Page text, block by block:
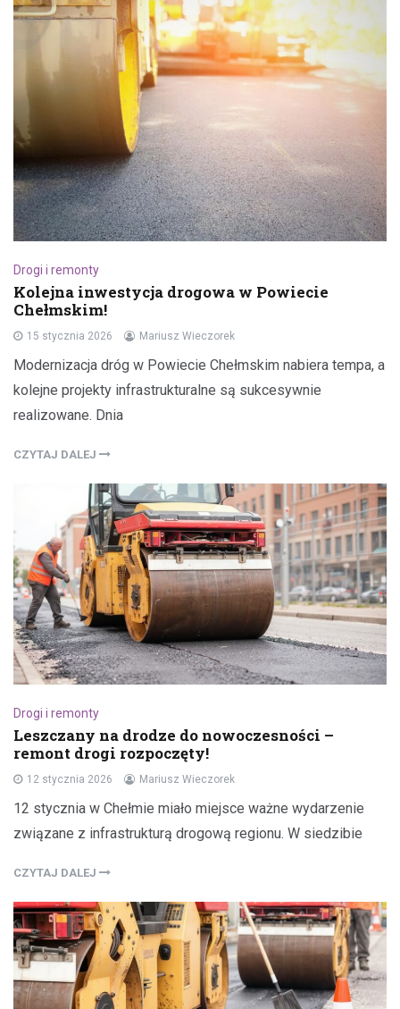
Drogi i remonty
Kolejna inwestycja drogowa w Powiecie
Chełmskim!
15 stycznia 2026 Mariusz Wieczorek
Modernizacja dróg w Powiecie Chełmskim nabiera tempa, a
kolejne projekty infrastrukturalne są sukcesywnie
realizowane. Dnia
CZYTAJ DALEJ
Drogi i remonty
Leszczany na drodze do nowoczesności –
remont drogi rozpoczęty!
12 stycznia 2026 Mariusz Wieczorek
12 stycznia w Chełmie miało miejsce ważne wydarzenie
związane z infrastrukturą drogową regionu. W siedzibie
CZYTAJ DALEJ